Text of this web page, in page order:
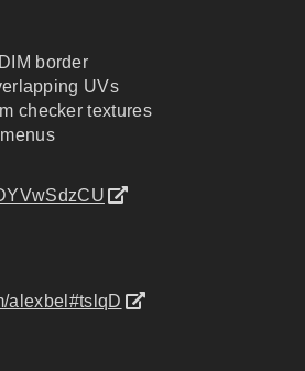
border
UVs
checker textures
alexbel#tslqD